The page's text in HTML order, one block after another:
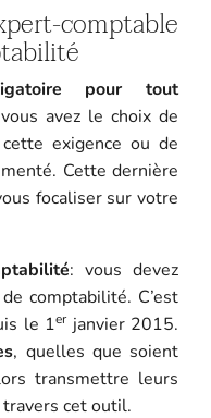
comptable
pour tout
avez le choix de
exigence ou de
Cette dernière
focaliser sur votre
: vous devez
comptabilité. C’est
le 1erjanvier 2015.
, quelles que soient
transmettre leurs
cet outil.